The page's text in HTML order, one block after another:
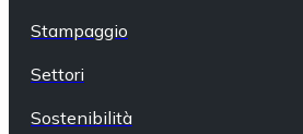
Stampaggio
Settori
Sostenibilità